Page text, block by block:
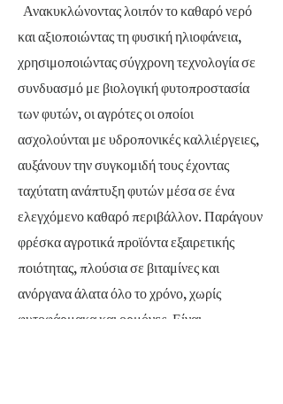
Ανακυκλώνοντας λοιπόν το καθαρό νερό
και αξιοποιώντας τη φυσική ηλιοφάνεια,
χρησιμοποιώντας σύγχρονη τεχνολογία σε
συνδυασμό με βιολογική φυτοπροστασία
των φυτών, οι αγρότες οι οποίοι
ασχολούνται με υδροπονικές καλλιέργειες,
αυξάνουν την συγκομιδή τους έχοντας
ταχύτατη ανάπτυξη φυτών μέσα σε ένα
ελεγχόμενο καθαρό περιβάλλον. Παράγουν
φρέσκα αγροτικά προϊόντα εξαιρετικής
ποιότητας, πλούσια σε βιταμίνες και
ανόργανα άλατα όλο το χρόνο, χωρίς
φυτοφάρμακα και ορμόνες. Είναι